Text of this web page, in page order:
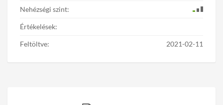
Nehézségi szint:
Értékelések:
Feltöltve: 2021-02-11